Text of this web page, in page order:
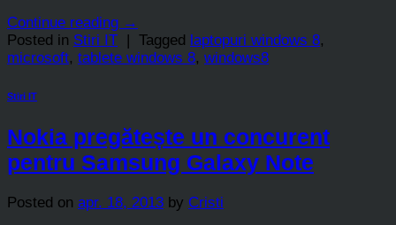
Continue reading →
Posted in Stiri IT Tagged laptopuri windows 8,
microsoft, tablete windows 8, windows8
Stiri IT
Nokia pregătește un concurent
pentru Samsung Galaxy Note
Posted on apr. 18, 2013 by Cristi